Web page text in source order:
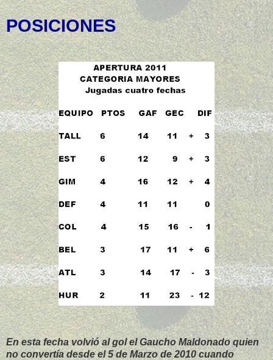
POSICIONES
En esta fecha volvió al gol el Gaucho Maldonado quien
no convertía desde el 5 de Marzo de 2010 cuando